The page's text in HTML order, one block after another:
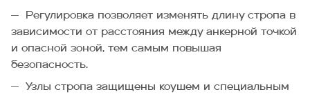
Регулировка позволяет изменять длину стропа в
зависимости от расстояния между анкерной точкой
и опасной зоной, тем самым повышая
безопасность.
Узлы стропа защищены коушем и специальным